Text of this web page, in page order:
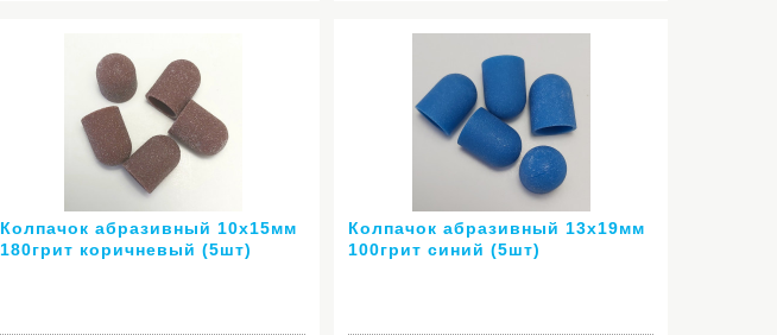
Колпачок абразивный 10х15мм
180грит коричневый (5шт)
Колпачок абразивный 13х19мм
100грит синий (5шт)